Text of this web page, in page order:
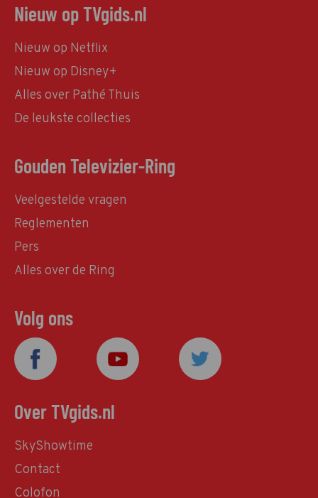
Nieuw op TVgids.nl
Nieuw op Netflix
Nieuw op Disney+
Alles over Pathé Thuis
De leukste collecties
Gouden Televizier-Ring
Veelgestelde vragen
Reglementen
Pers
Alles over de Ring
Volg ons
Over TVgids.nl
SkyShowtime
Contact
Colofon